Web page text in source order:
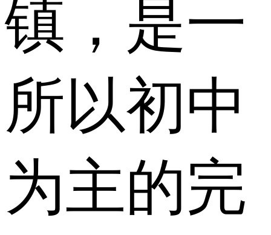
镇，是一
所以初中
为主的完